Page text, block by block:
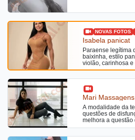
NOVAS FOTOS
Isabela panicat
Paraense legítima
baixinha, estilo
violão, carinhosa
impecável. Venha
Mari
A modalidade da
questões de
melhora a questão
tamanho peniano